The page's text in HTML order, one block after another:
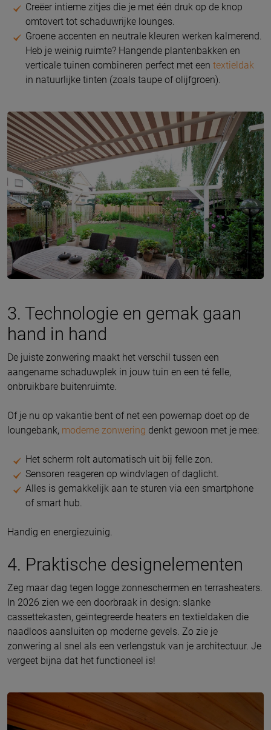
Creëer intieme zitjes die je met één druk op de knop
omtovert tot schaduwrijke lounges.
Groene accenten en neutrale kleuren werken kalmerend.
Heb je weinig ruimte? Hangende plantenbakken en
verticale tuinen combineren perfect met een textieldak
in natuurlijke tinten (zoals taupe of olijfgroen).
3. Technologie en gemak gaan
hand in hand
De juiste zonwering maakt het verschil tussen een
aangename schaduwplek in jouw tuin en een té felle,
onbruikbare buitenruimte.
Of je nu op vakantie bent of net een powernap doet op de
loungebank, moderne zonwering denkt gewoon met je mee:
Het scherm rolt automatisch uit bij felle zon.
Sensoren reageren op windvlagen of daglicht.
Alles is gemakkelijk aan te sturen via een smartphone
of smart hub.
Handig en energiezuinig.
4. Praktische designelementen
Zeg maar dag tegen logge zonneschermen en terrasheaters.
In 2026 zien we een doorbraak in design: slanke
cassettekasten, geïntegreerde heaters en textieldaken die
naadloos aansluiten op moderne gevels. Zo zie je
zonwering al snel als een verlengstuk van je architectuur. Je
vergeet bijna dat het functioneel is!